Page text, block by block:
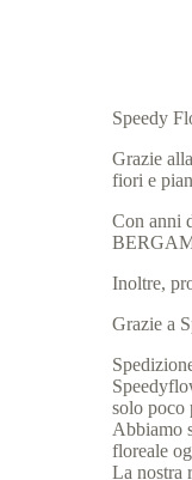
Speedy
Grazie
fiori e
Con anni
Inoltre,
Grazie a
solo poco
Abbiamo
floreale
La nostra